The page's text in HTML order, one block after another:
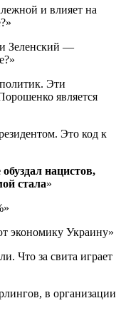
и влияет на
Зеленский —
Эти
является
Это код к
нацистов,
стала»
экономику Украину»
Что за свита играет
в организации